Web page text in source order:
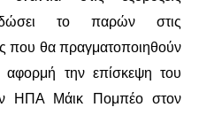
/ ΒΑΛΚΆΝΙΑ
το παρών στις
που θα πραγματοποιηθούν
αφορμή την επίσκεψη του
ΗΠΑ Μάικ Πομπέο στον